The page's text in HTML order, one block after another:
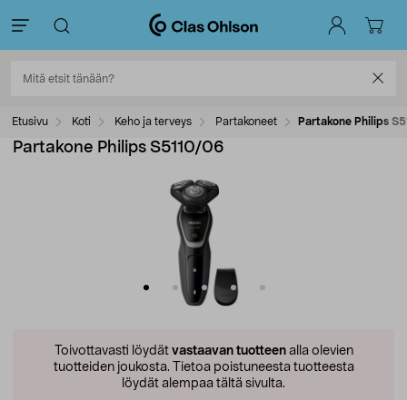
Etusivu Koti Keho ja terveys Partakoneet Partakone Philips
Partakone Philips S5110/06
Toivottavasti löydät vastaavan tuotteenalla olevien
tuotteiden joukosta. Tietoa poistuneesta tuotteesta
löydät alempaa tältä sivulta.